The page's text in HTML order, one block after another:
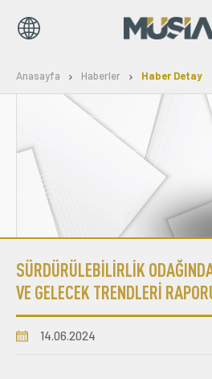
Haberler
Yayınlar
Sosyal Sorumluluk
Bilgi Merkezi
Anasayfa Haberler Haber Detay
SÜRDÜRÜLEBİLİRLİK
VE GELECEK TRENDLERİ
14.06.2024